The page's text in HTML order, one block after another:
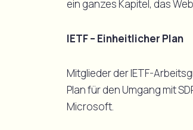
ein ganzes Kapitel, das
IETF – Einheitlicher Plan
Mitglieder der IETF-
Plan für den Umgang mit
Microsoft.